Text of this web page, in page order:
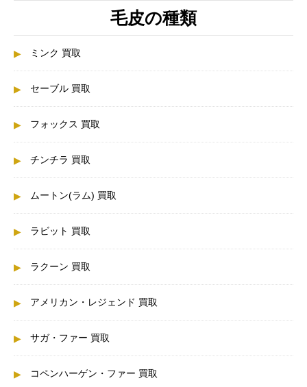
毛皮の種類
ミンク 買取
セーブル 買取
フォックス 買取
チンチラ 買取
ムートン(ラム) 買取
ラビット 買取
ラクーン 買取
アメリカン・レジェンド 買取
サガ・ファー 買取
コペンハーゲン・ファー 買取